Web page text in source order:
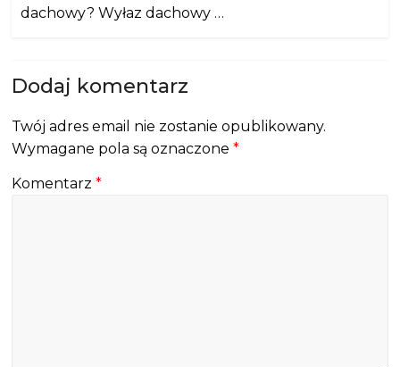
dachowy? Wyłaz dachowy …
Dodaj komentarz
Twój adres email nie zostanie opublikowany.
Wymagane pola są oznaczone*
Komentarz*